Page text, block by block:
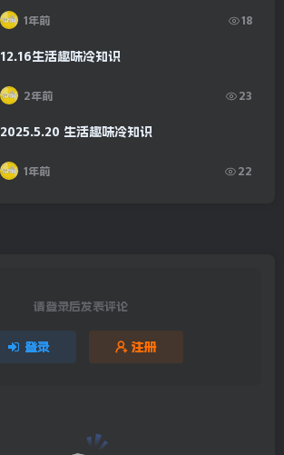
1年前 18
12.16生活趣味冷知识
2年前 23
2025.5.20 生活趣味冷知识
1年前 22
请登录后发表评论
登录 注册